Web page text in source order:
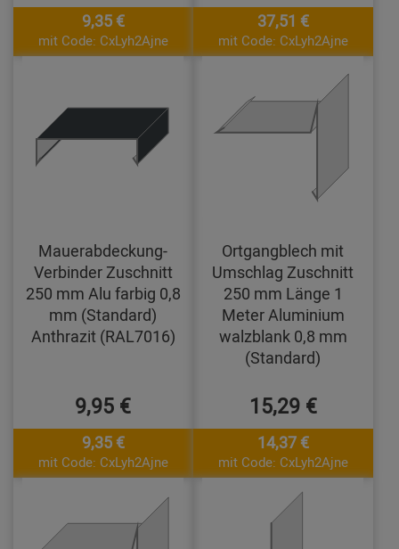
9,35 €
mit Code: CxLyh2Ajne
37,51 €
mit Code: CxLyh2Ajne
Mauerabdeckung-
Verbinder Zuschnitt
250 mm Alu farbig 0,8
mm (Standard)
Anthrazit (RAL7016)
9,95 €
9,35 €
mit Code: CxLyh2Ajne
Ortgangblech mit
Umschlag Zuschnitt
250 mm Länge 1
Meter Aluminium
walzblank 0,8 mm
(Standard)
15,29 €
14,37 €
mit Code: CxLyh2Ajne